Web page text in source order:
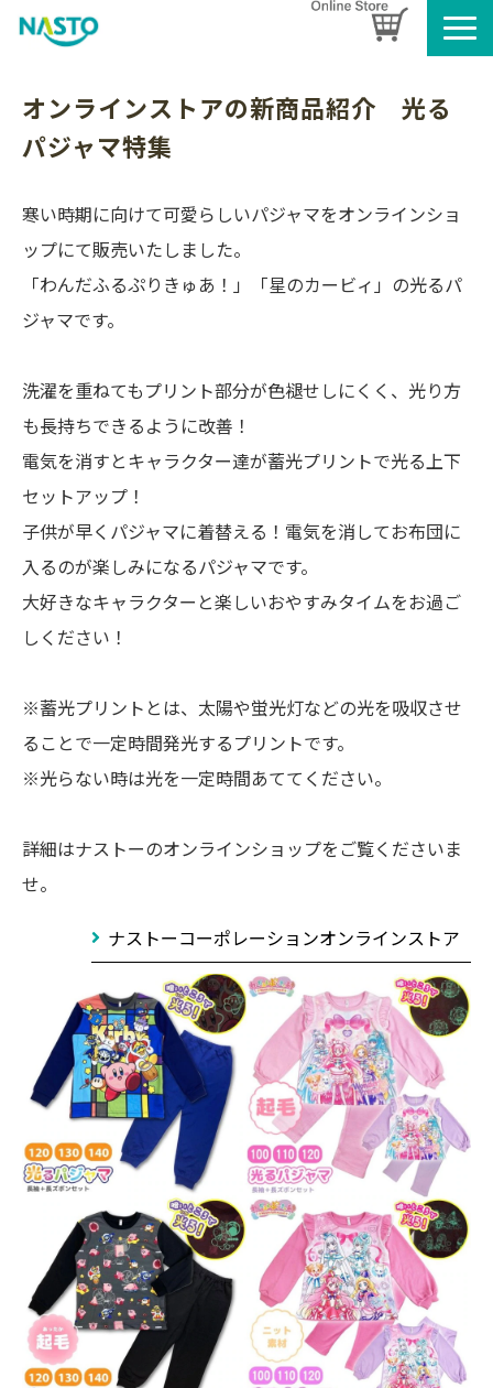
製品情報
採用情報
オンラインストアの新商品紹介　光る
パジャマ特集
寒い時期に向けて可愛らしいパジャマをオンラインショ
ップにて販売いたしました。
「わんだふるぷりきゅあ！」「星のカービィ」の光るパ
ジャマです。
洗濯を重ねてもプリント部分が色褪せしにくく、光り方
も長持ちできるように改善！
電気を消すとキャラクター達が蓄光プリントで光る上下
セットアップ！
子供が早くパジャマに着替える！電気を消してお布団に
入るのが楽しみになるパジャマです。
大好きなキャラクターと楽しいおやすみタイムをお過ご
しください！
※蓄光プリントとは、太陽や蛍光灯などの光を吸収させ
ることで一定時間発光するプリントです。
※光らない時は光を一定時間あててください。
詳細はナストーのオンラインショップをご覧くださいま
せ。
ナストーコーポレーションオンラインストア